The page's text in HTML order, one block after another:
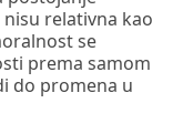
relativna kao
se
prema samom
do promena u